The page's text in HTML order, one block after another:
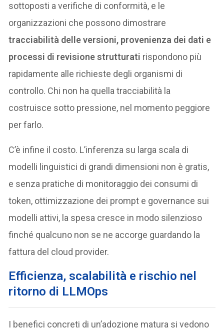
sottoposti a verifiche di conformità, e le
organizzazioni che possono dimostrare
tracciabilità delle versioni, provenienza dei dati e
processi di revisione strutturati rispondono più
rapidamente alle richieste degli organismi di
controllo. Chi non ha quella tracciabilità la
costruisce sotto pressione, nel momento peggiore
per farlo.
C’è infine il costo. L’inferenza su larga scala di
modelli linguistici di grandi dimensioni non è gratis,
e senza pratiche di monitoraggio dei consumi di
token, ottimizzazione dei prompt e governance sui
modelli attivi, la spesa cresce in modo silenzioso
finché qualcuno non se ne accorge guardando la
fattura del cloud provider.
Efficienza, scalabilità e rischio nel
ritorno di LLMOps
I benefici concreti di un’adozione matura si vedono